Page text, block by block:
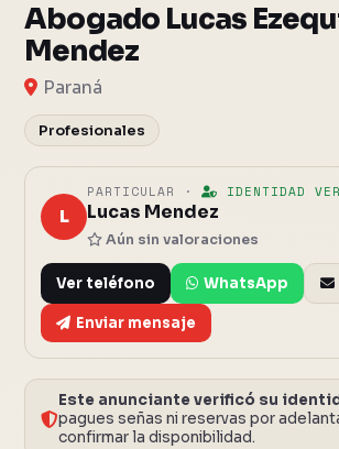
Abogado Lucas
Mendez
Paraná
Profesionales
L
PARTICULAR · IDENTIDAD
Lucas Mendez
Aún sin valoraciones
Ver teléfono WhatsApp
Enviar mensaje
Este anunciante verificó su
pagues señas ni reservas por
confirmar la disponibilidad.